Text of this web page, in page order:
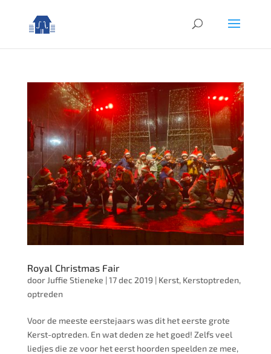
Royal Christmas Fair
door Juffie Stieneke |17 dec 2019 | Kerst, Kerstoptreden,
optreden
Voor de meeste eerstejaars was dit het eerste grote
Kerst-optreden. En wat deden ze het goed! Zelfs veel
liedjes die ze voor het eerst hoorden speelden ze mee,